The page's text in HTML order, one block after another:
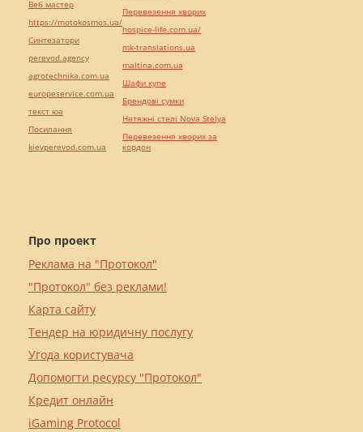
Про проект
Реклама на "Протокол"
"Протокол" без реклами!
Карта сайту
Тендер на юридичну послугу
Угода користувача
Допомогти ресурсу "Протокол"
Кредит онлайн
iGaming Protocol
Веб мастер
https://motokosmos.ua/
Синтезатори
perevod.agency
agrotechnika.com.ua
europeservice.com.ua
текст юа
Посилання
kievperevod.com.ua
Перевезення хворих
hospice-life.com.ua/
mk-translations.ua
maltina.com.ua
Шафи купе
Брендові сумки
Натяжні стелі Nova Stelya
Перевезення хворих за
кордон